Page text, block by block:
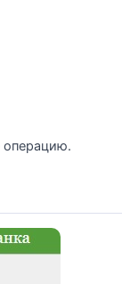
операцию.